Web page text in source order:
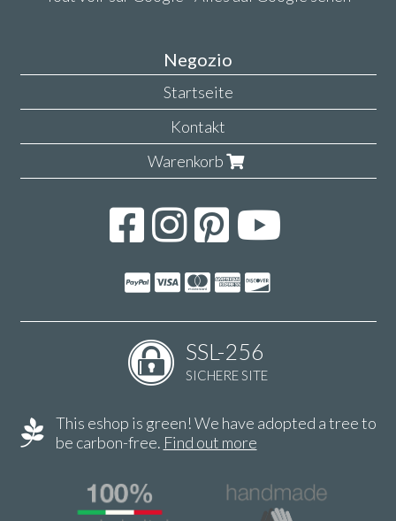
Negozio
Startseite
Kontakt
Warenkorb
SSL-256
SICHERE SITE
This eshop is green! We have adopted a tree to
be carbon-free. Find out more